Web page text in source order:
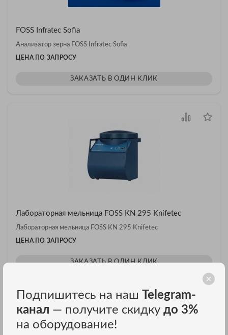
FOSS Infratec Sofia
Анализатор зерна FOSS Infratec Sofia
ЦЕНА ПО ЗАПРОСУ
ЗАКАЗАТЬ В ОДИН КЛИК
Лабораторная мельница FOSS KN 295 Knifetec
Лабораторная мельница FOSS KN 295 Knifetec
ЦЕНА ПО ЗАПРОСУ
ЗАКАЗАТЬ В ОДИН КЛИК
Подпишитесь на наш Telegram-
канал — получите скидку до 3%
на оборудование!